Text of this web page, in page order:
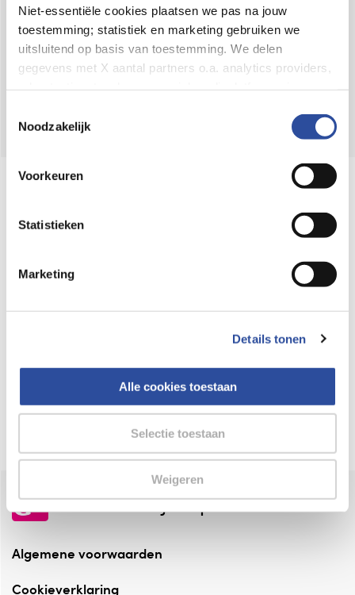
Niet-essentiële cookies plaatsen we pas na jouw
toestemming; statistiek en marketing gebruiken we
uitsluitend op basis van toestemming. We delen
gegevens met X aantal partners o.a. analytics providers,
en de bewaartermijnen per categorie. Je kunt je keuze op
gegevensverwerking staat in de
Privacyverklaring
Noodzakelijk
Voorkeuren
Statistieken
Marketing
Details tonen
Alle cookies toestaan
Selectie toestaan
Weigeren
Assortiment
VolgDAop:
Online aanbieder medicijnen
webshop mag verkopen.
⁠Verantwoorde zorg, ⁠ook online.
Altijd onze folder bij de hand
Check onze folders ⁠bij AlleFolders.
de vriendelijke specialist
Algemene voorwaarden
Cookieverklaring